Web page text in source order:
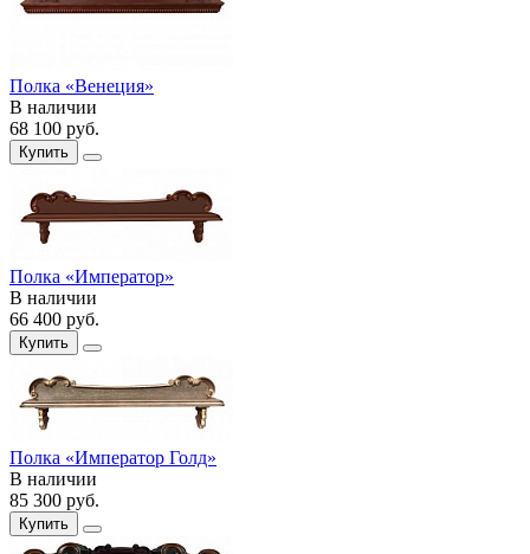
Полка «Венеция»
В наличии
68 100 руб.
Купить
Полка «Император»
В наличии
66 400 руб.
Купить
Полка «Император Голд»
В наличии
85 300 руб.
Купить